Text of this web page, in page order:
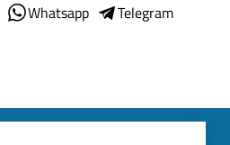
Whatsapp
Telegram